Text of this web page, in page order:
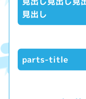
見出し
parts-title